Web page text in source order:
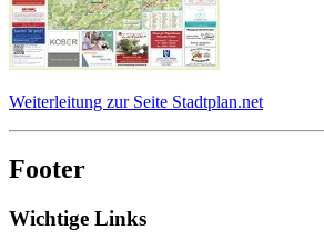
Weiterleitung zur Seite Stadtplan.net
Footer
Wichtige Links